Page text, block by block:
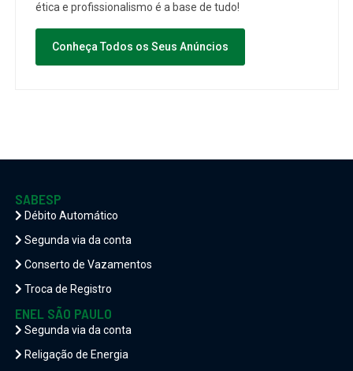
ética e profissionalismo é a base de tudo!
Conheça Todos os Seus Anúncios
SABESP
Débito Automático
Segunda via da conta
Conserto de Vazamentos
Troca de Registro
ENEL SÃO PAULO
Segunda via da conta
Religação de Energia